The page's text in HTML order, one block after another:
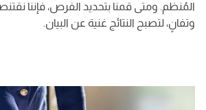
المُنظم. ومتى قمنا بتحديد الفرص، فإننا
وتفانٍ، لتصبح النتائج غنية عن البيان.